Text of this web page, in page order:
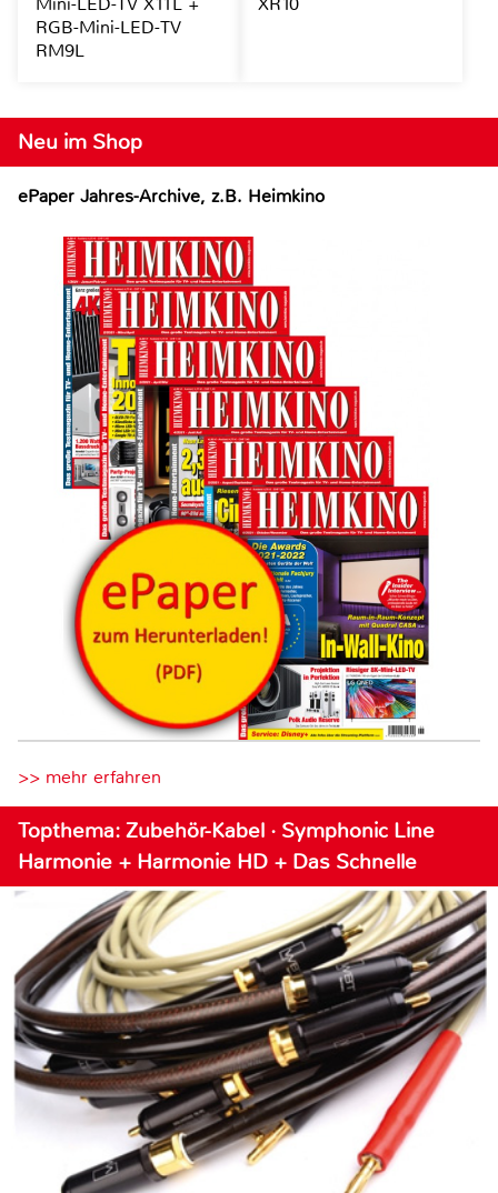
Neu im Shop
ePaper Jahres-Archive, z.B. Heimkino
>> mehr erfahren
Topthema: Zubehör-Kabel · Symphonic Line
Harmonie + Harmonie HD + Das Schnelle
RGB-Mini-LED-TV
RM9L